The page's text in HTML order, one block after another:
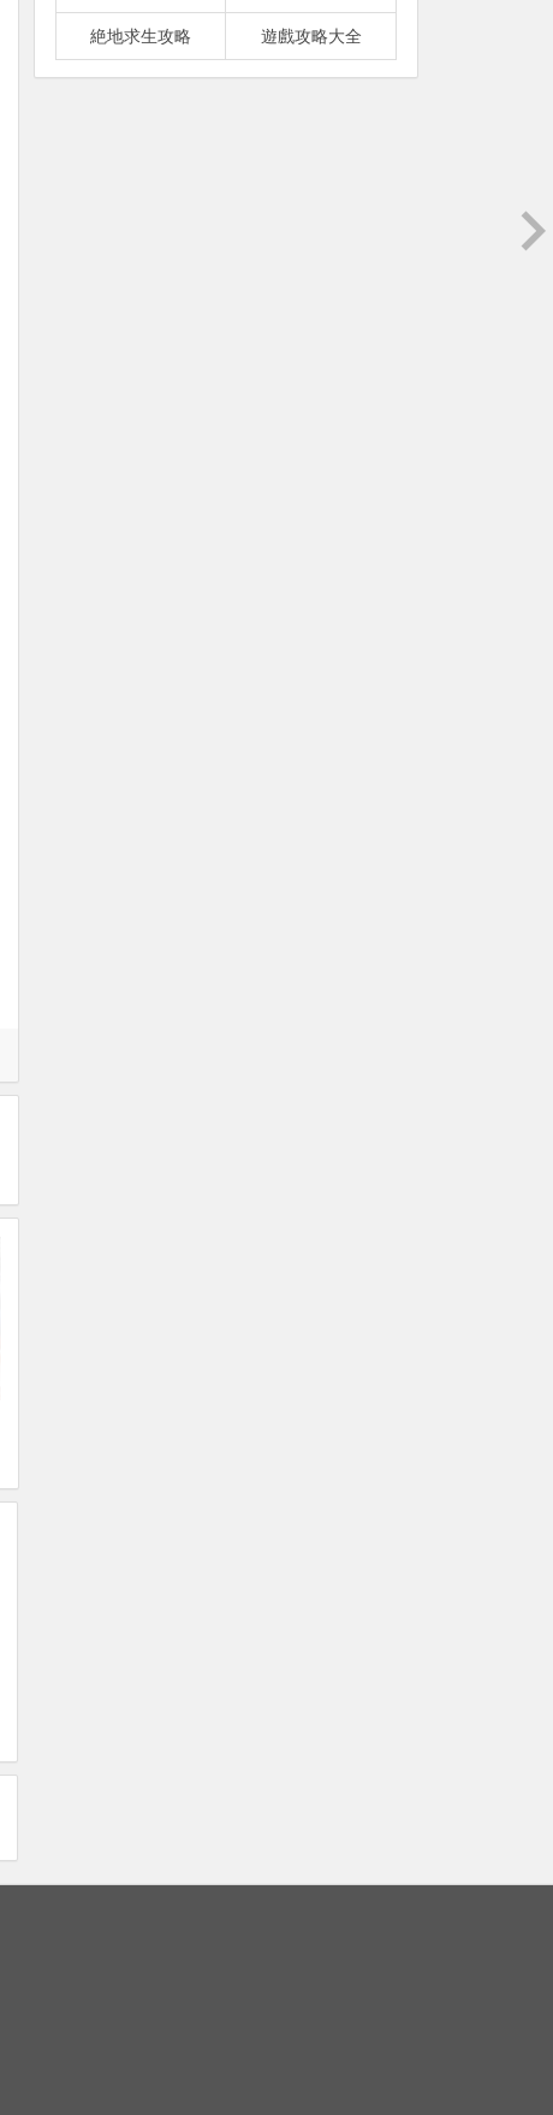
絶地求生攻略 遊戲攻略大全